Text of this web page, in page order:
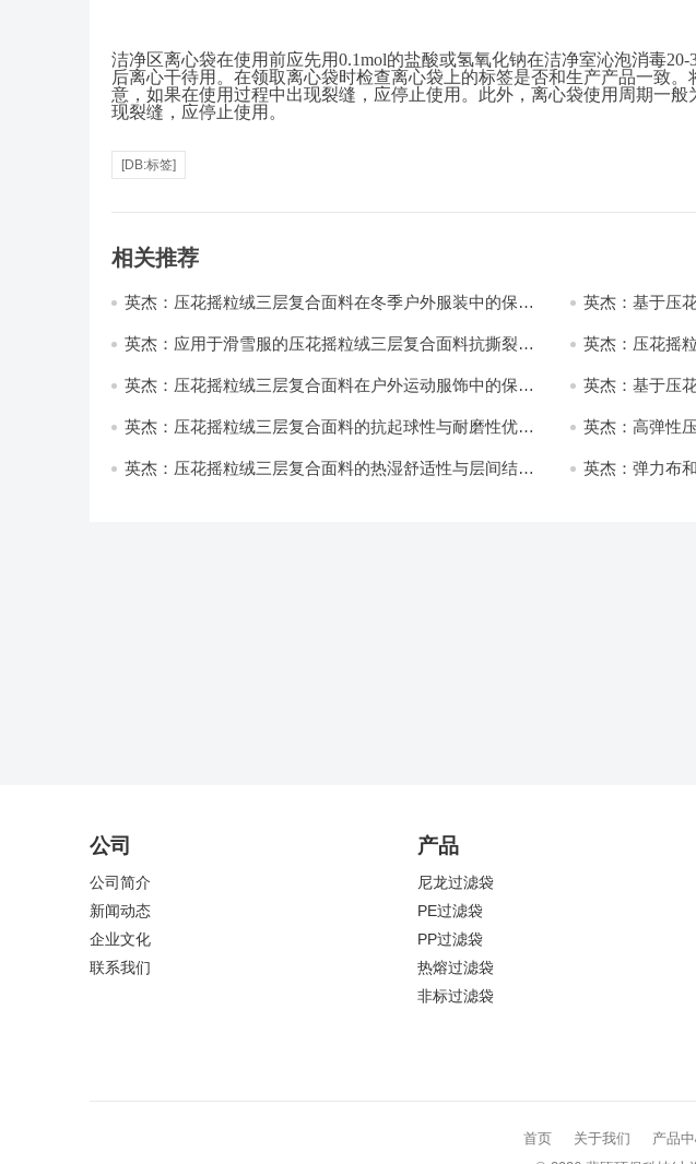
洁净区离心袋在使用前应先用0.1mol的盐酸或氢氧化钠在洁净室沁泡消毒
后离心干待用。在领取离心袋时检查离心袋上的标签是否和生产产品一致
意，如果在使用过程中出现裂缝，应停止使用。此外，离心袋使用周期一
现裂缝，应停止使用。
[DB:标签]
相关推荐
英杰：压花摇粒绒三层复合面料在冬季户外服装中的保暖
英杰：基于压
英杰：应用于滑雪服的压花摇粒绒三层复合面料抗撕裂与
英杰：压花摇
英杰：压花摇粒绒三层复合面料在户外运动服饰中的保暖
英杰：基于压
英杰：压花摇粒绒三层复合面料的抗起球性与耐磨性优化
英杰：高弹性
英杰：压花摇粒绒三层复合面料的热湿舒适性与层间结合
英杰：弹力布
公司
公司简介
新闻动态
企业文化
联系我们
产品
尼龙过滤袋
PE过滤袋
PP过滤袋
热熔过滤袋
非标过滤袋
首页 关于我们 产品